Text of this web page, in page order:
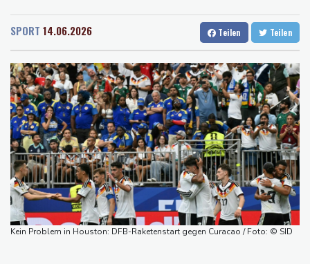
Dresden
Wien
31 °C
Baden-Baden
29 °C
Verkehrsminister Bilger will Boni von Bahnmanagern an Ziele
Bericht: Trotz Sanierung nur jeder vierte Zug zwischen Hamburg
und Berlin pünktlich
FC Bayern: Kompany setzt auf Musiala
Waldbrände in Kanada: Notstand in Provinz British Columbia
ausgerufen
Verdacht auf illegales Rennen: Zwei Tote nach Motorrad-Unfall
in Köln
SPORT 14.06.2026 Teilen Teilen
Kein Problem in Houston: DFB-Raketenstart gegen Curacao / Foto: © SID